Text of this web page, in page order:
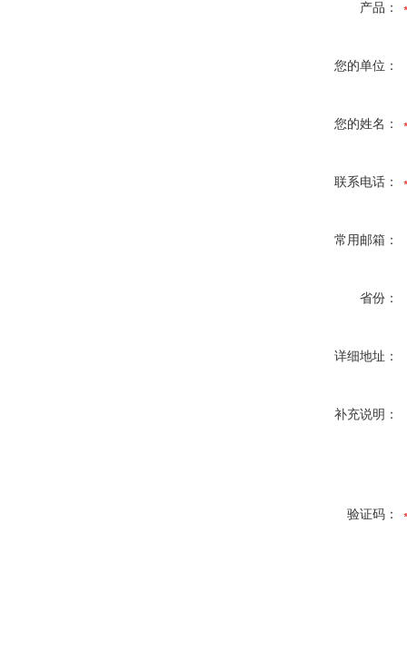
产品：
您的单位：
您的姓名：
联系电话：
常用邮箱：
省份：
详细地址：
补充说明：
验证码：